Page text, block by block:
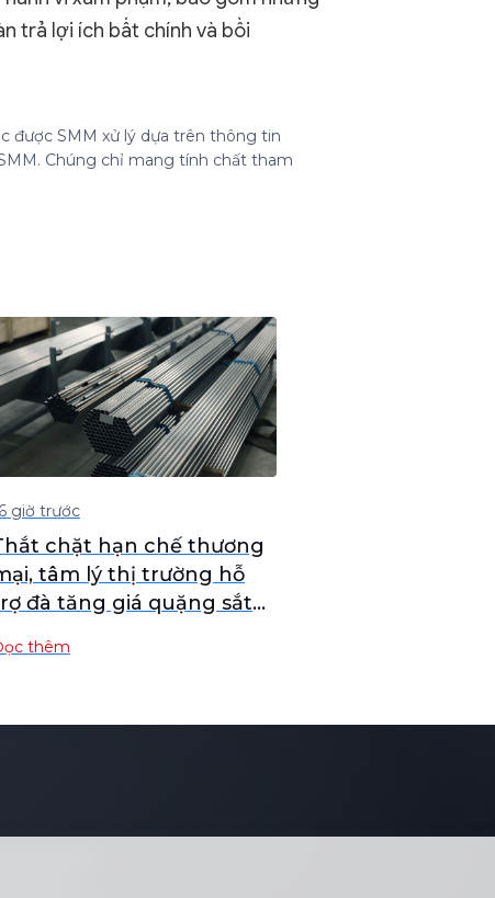
trả lợi ích bất chính và bồi
được SMM xử lý dựa trên thông tin
Chúng chỉ mang tính chất tham
giờ trước
chặt hạn chế thương
tâm lý thị trường hỗ
đà tăng giá quặng sắt
sắt của SMM]
thêm